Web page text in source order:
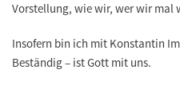
Vorstellung, wie wir, wer wir mal
Insofern bin ich mit Konstantin
Beständig – ist Gott mit uns.